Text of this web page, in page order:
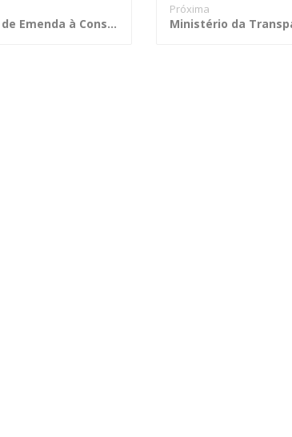
Câmara – Proposta de Emenda à Constituição que altera dispositivos relativos aos Tribunais (PEC-0262/2008)
Próxima